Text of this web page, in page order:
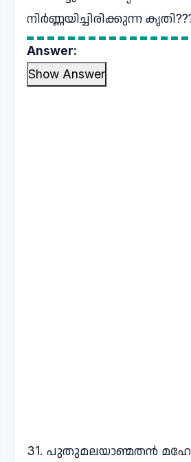
നിർണ്ണയിച്ചിരിക്കുന്ന
Answer:
Show Answer
31. പുതുമലയാണ്മതൻ